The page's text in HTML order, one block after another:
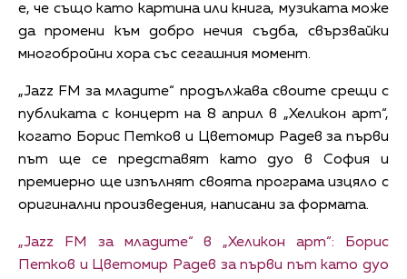
е, че също като картина или книга, музиката може
да промени към добро нечия съдба, свързвайки
многобройни хора със сегашния момент.
„Jazz FM за младите“ продължава своите срещи с
публиката с концерт на 8 април в „Хеликон арт“,
когато Борис Петков и Цветомир Радев за първи
път ще се представят като дуо в София и
премиерно ще изпълнят своята програма изцяло с
оригинални произведения, написани за формата.
„Jazz FM за младите“ в „Хеликон арт“: Борис
Петков и Цветомир Радев за първи път като дуо